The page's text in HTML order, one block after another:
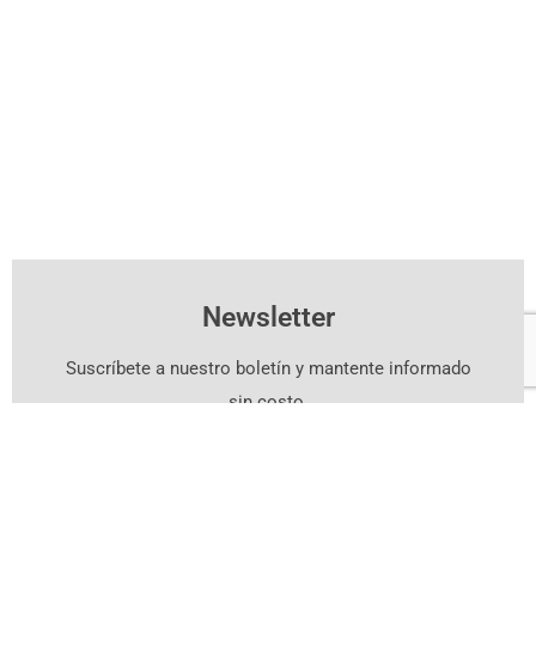
Newsletter
Suscríbete a nuestro boletín y mantente informado
sin costo.